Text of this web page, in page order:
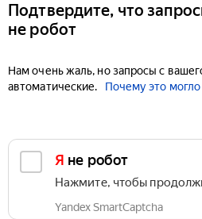
Подтвердите, что
не робот
Нам очень жаль, но запросы с
автоматические.
Почему это
Я не робот
Нажмите, чтобы
Yandex SmartCaptcha